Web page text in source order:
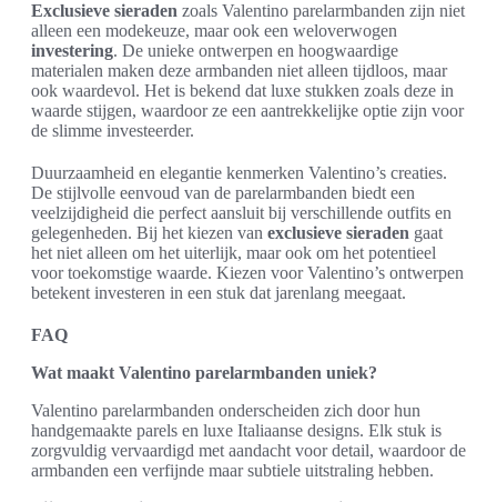
Exclusieve sieraden zoals Valentino parelarmbanden zijn niet
alleen een modekeuze, maar ook een weloverwogen
investering. De unieke ontwerpen en hoogwaardige
materialen maken deze armbanden niet alleen tijdloos, maar
ook waardevol. Het is bekend dat luxe stukken zoals deze in
waarde stijgen, waardoor ze een aantrekkelijke optie zijn voor
de slimme investeerder.
Duurzaamheid en elegantie kenmerken Valentino’s creaties.
De stijlvolle eenvoud van de parelarmbanden biedt een
veelzijdigheid die perfect aansluit bij verschillende outfits en
gelegenheden. Bij het kiezen van exclusieve sieraden gaat
het niet alleen om het uiterlijk, maar ook om het potentieel
voor toekomstige waarde. Kiezen voor Valentino’s ontwerpen
betekent investeren in een stuk dat jarenlang meegaat.
FAQ
Wat maakt Valentino parelarmbanden uniek?
Valentino parelarmbanden onderscheiden zich door hun
handgemaakte parels en luxe Italiaanse designs. Elk stuk is
zorgvuldig vervaardigd met aandacht voor detail, waardoor de
armbanden een verfijnde maar subtiele uitstraling hebben.